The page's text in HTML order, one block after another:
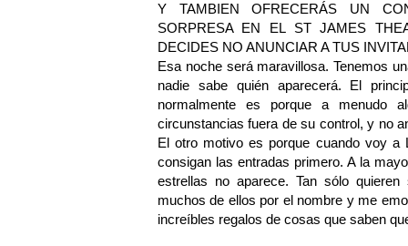
Y TAMBIEN OFRECERÁS UN
SORPRESA EN EL ST JAMES
DECIDES NO ANUNCIAR A TUS
Esa noche será maravillosa. Tenemos
nadie sabe quién aparecerá. El
normalmente es porque a menudo
circunstancias fuera de su control, y no
El otro motivo es porque cuando voy
consigan las entradas primero. A la
estrellas no aparece. Tan sólo
muchos de ellos por el nombre y me
increíbles regalos de cosas que saben